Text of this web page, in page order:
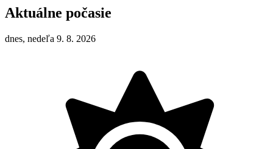
Aktuálne počasie
dnes, nedeľa 9. 8. 2026